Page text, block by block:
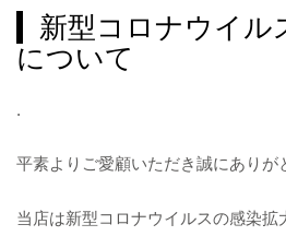
新型コロナウイル
について
.
平素よりご愛顧いただき誠にありが
当店は新型コロナウイルスの感染拡